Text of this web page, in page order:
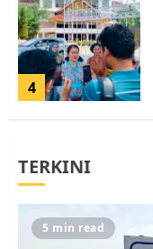
4
5
TERKINI
5 min read